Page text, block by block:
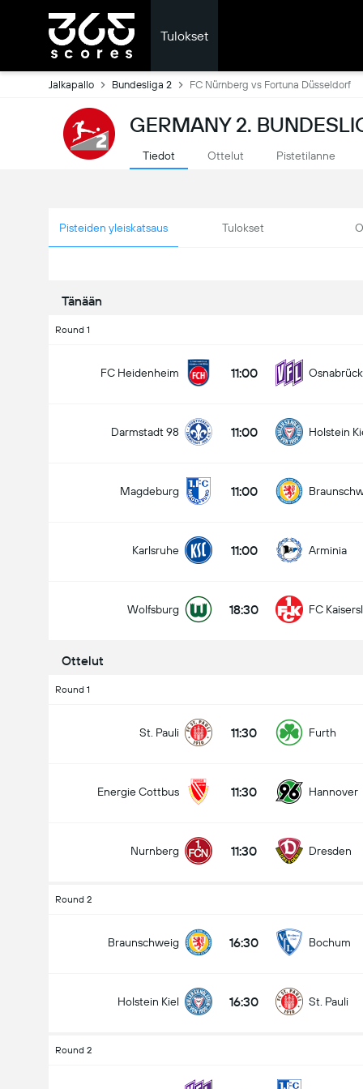
Tulokset
Jalkapallo Bundesliga 2 FC Nürnberg vs Fortuna Düsseldorf
GERMANY 2.
Tiedot Ottelut Pistetilanne
Pisteiden yleiskatsaus Tulokset
Tänään
Round 1
FC Heidenheim 11:00 Osnabrück
Darmstadt 98 11:00 Holstein
Magdeburg 11:00
Karlsruhe 11:00 Arminia
Wolfsburg 18:30 FC
Ottelut
Round 1
St. Pauli 11:30 Furth
Energie Cottbus 11:30 Hannover
Nurnberg 11:30 Dresden
Round 2
Braunschweig 16:30 Bochum
Holstein Kiel 16:30 St. Pauli
Round 2